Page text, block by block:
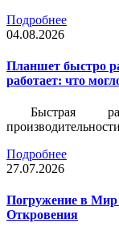
Подробнее
04.08.2026
Планшет быстро
работает: что
Быстрая
Подробнее
27.07.2026
Погружение в Мир
Откровения